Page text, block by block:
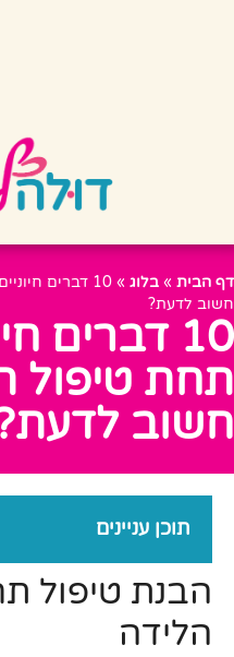
דף הבית » בלוג »
10 דברים
חשוב לדעת?
10 דברים
תחת טיפול
חשוב
תוכן עניינים
הבנת טיפול
הלידה